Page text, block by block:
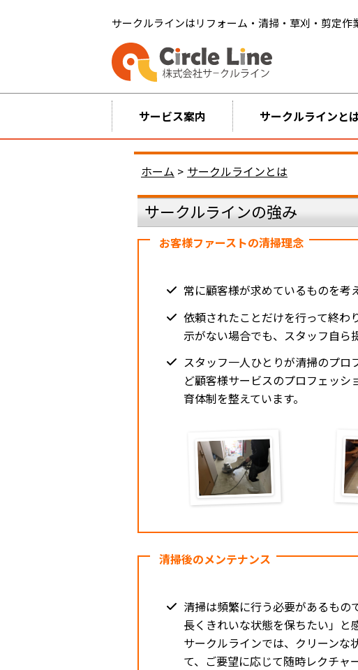
サークルラインはリフォーム・清掃・草刈・剪定作
サービス案内 サークルラインと
ホーム > サークルラインとは
サークルラインの強み
お客様ファーストの清掃理念
常に顧客様が求めているものを考
依頼されたことだけを行って終わ
示がない場合でも、スタッフ自ら
スタッフ一人ひとりが清掃のプロ
ど顧客様サービスのプロフェッ
育体制を整えています。
清掃後のメンテナンス
清掃は頻繁に行う必要があるもの
長くきれいな状態を保ちたい」と
サークルラインでは、クリーンな
て、ご要望に応じて随時レクチャ